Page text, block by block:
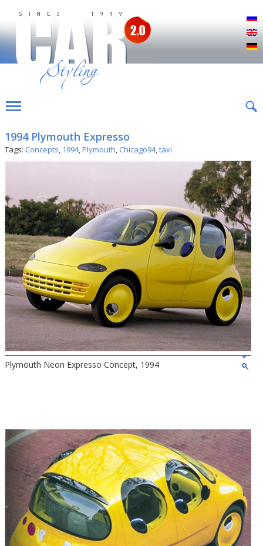
1994 Plymouth Expresso
Tags: Concepts, 1994,Plymouth, Chicago94,taxi
Plymouth Neon Expresso Concept, 1994